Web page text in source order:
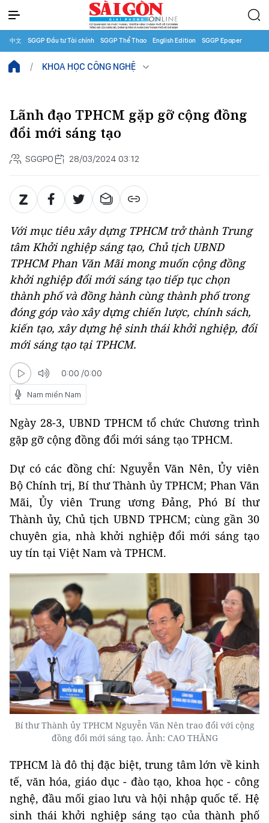
中文 SGGP Đầu tư Tài chính SGGP Thể Thao English Edition SGGP Epaper
KHOA HỌC CÔNG NGHỆ
Lãnh đạo TPHCM gặp gỡ cộng đồng
đổi mới sáng tạo
SGGPO 28/03/2024 03:12
Với mục tiêu xây dựng TPHCM trở thành Trung
tâm Khởi nghiệp sáng tạo, Chủ tịch UBND
TPHCM Phan Văn Mãi mong muốn cộng đồng
khởi nghiệp đổi mới sáng tạo tiếp tục chọn
thành phố và đồng hành cùng thành phố trong
đóng góp vào xây dựng chiến lược, chính sách,
kiến tạo, xây dựng hệ sinh thái khởi nghiệp, đổi
mới sáng tạo tại TPHCM.
0:00 /0:00
Nam miền Nam
Ngày 28-3, UBND TPHCM tổ chức Chương trình
gặp gỡ cộng đồng đổi mới sáng tạo TPHCM.
Dự có các đồng chí: Nguyễn Văn Nên, Ủy viên
Bộ Chính trị, Bí thư Thành ủy TPHCM; Phan Văn
Mãi, Ủy viên Trung ương Đảng, Phó Bí thư
Thành ủy, Chủ tịch UBND TPHCM; cùng gần 30
chuyên gia, nhà khởi nghiệp đổi mới sáng tạo
uy tín tại Việt Nam và TPHCM.
Bí thư Thành ủy TPHCM Nguyễn Văn Nên trao đổi với cộng
đồng đổi mới sáng tạo. Ảnh: CAO THĂNG
TPHCM là đô thị đặc biệt, trung tâm lớn về kinh
tế, văn hóa, giáo dục - đào tạo, khoa học - công
nghệ, đầu mối giao lưu và hội nhập quốc tế. Hệ
sinh thái khởi nghiệp sáng tạo của thành phố